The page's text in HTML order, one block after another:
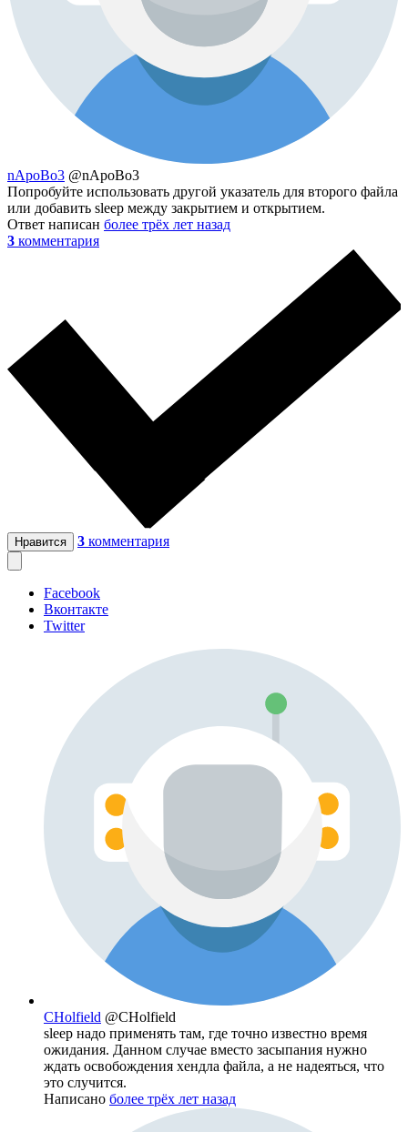
nApoBo3 @nApoBo3
Попробуйте использовать другой указатель для второго файла
или добавить sleep между закрытием и открытием.
Ответ написан более трёх лет назад
3 комментария
Нравится 3 комментария
Facebook
Вконтакте
Twitter
CHolfield @CHolfield
sleep надо применять там, где точно известно время
ожидания. Данном случае вместо засыпания нужно
ждать освобождения хендла файла, а не надеяться, что
это случится.
Написано более трёх лет назад